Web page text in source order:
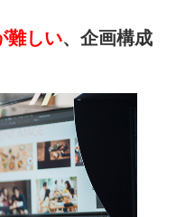
難しい、企画構成